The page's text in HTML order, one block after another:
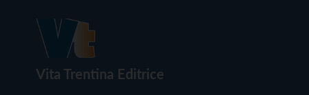
Vita Trentina Editrice